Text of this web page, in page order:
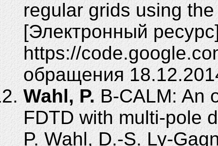
regular grids using
[Электронный
https://
обращения
Wahl, P. B-CALM: An
FDTD with multi-pole
P. Wahl, D.-S. Ly-